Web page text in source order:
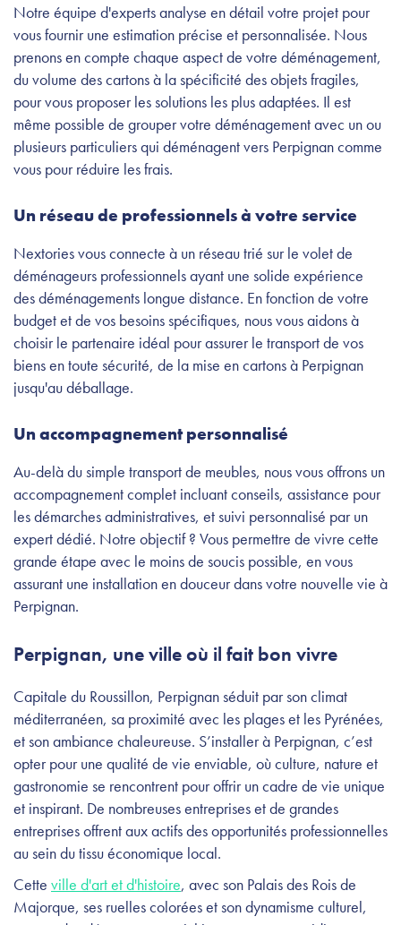
Notre équipe d'experts analyse en détail votre projet pour
vous fournir une estimation précise et personnalisée. Nous
prenons en compte chaque aspect de votre déménagement,
du volume des cartons à la spécificité des objets fragiles,
pour vous proposer les solutions les plus adaptées. Il est
même possible de grouper votre déménagement avec un ou
plusieurs particuliers qui déménagent vers Perpignan comme
vous pour réduire les frais.
Un réseau de professionnels à votre service
Nextories vous connecte à un réseau trié sur le volet de
déménageurs professionnels ayant une solide expérience
des déménagements longue distance. En fonction de votre
budget et de vos besoins spécifiques, nous vous aidons à
choisir le partenaire idéal pour assurer le transport de vos
biens en toute sécurité, de la mise en cartons à Perpignan
jusqu'au déballage.
Un accompagnement personnalisé
Au-delà du simple transport de meubles, nous vous offrons un
accompagnement complet incluant conseils, assistance pour
les démarches administratives, et suivi personnalisé par un
expert dédié. Notre objectif ? Vous permettre de vivre cette
grande étape avec le moins de soucis possible, en vous
assurant une installation en douceur dans votre nouvelle vie à
Perpignan.
Perpignan, une ville où il fait bon vivre
Capitale du Roussillon, Perpignan séduit par son climat
méditerranéen, sa proximité avec les plages et les Pyrénées,
et son ambiance chaleureuse. S’installer à Perpignan, c’est
opter pour une qualité de vie enviable, où culture, nature et
gastronomie se rencontrent pour offrir un cadre de vie unique
et inspirant. De nombreuses entreprises et de grandes
entreprises offrent aux actifs des opportunités professionnelles
au sein du tissu économique local.
Cette ville d'art et d'histoire, avec son Palais des Rois de
Majorque, ses ruelles colorées et son dynamisme culturel,